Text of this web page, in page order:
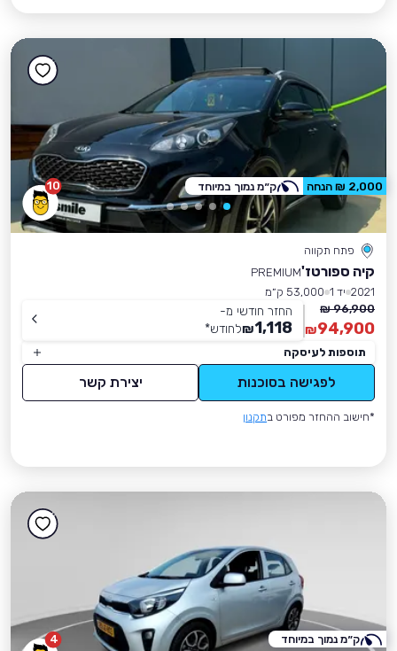
10
פתח תקווה
קיה ספורטז'PREMIUM
2021 יד 1
53,000 ק״מ
96,900 ₪
94,900
₪
החזר חודשי מ-
1,118
₪לחודש*
תוספות לעיסקה
לפגישה בסוכנות יצירת קשר
*חישוב ההחזר מפורט בתקנון
2,000 ₪ הנחה ק״מ נמוך במיוחד
4 ק״מ נמוך במיוחד